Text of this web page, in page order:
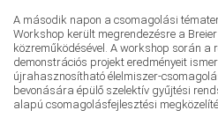
A második napon a csomagolási
Workshop került megrendezésre a
közreműködésével. A workshop során a
demonstrációs projekt eredményeit
újrahasznosítható élelmiszer-
bevonására épülő szelektív gyűjtési
alapú csomagolásfejlesztési